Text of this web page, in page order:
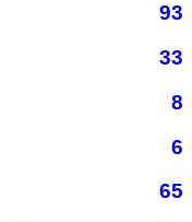
93
33
8
6
65